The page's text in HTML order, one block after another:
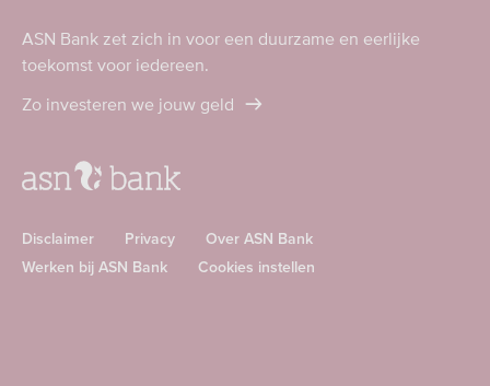
ASN Bank zet zich in voor een duurzame en eerlijke
toekomst voor iedereen.
Zo investeren we jouw geld
Disclaimer Privacy
Over ASN Bank
Werken bij ASN Bank
Cookies instellen